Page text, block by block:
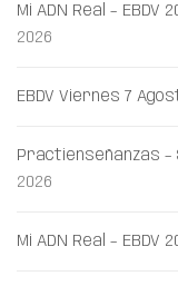
Mi ADN Real – EBDV
2026
EBDV Viernes 7
Practienseñanzas –
2026
Mi ADN Real – EBDV